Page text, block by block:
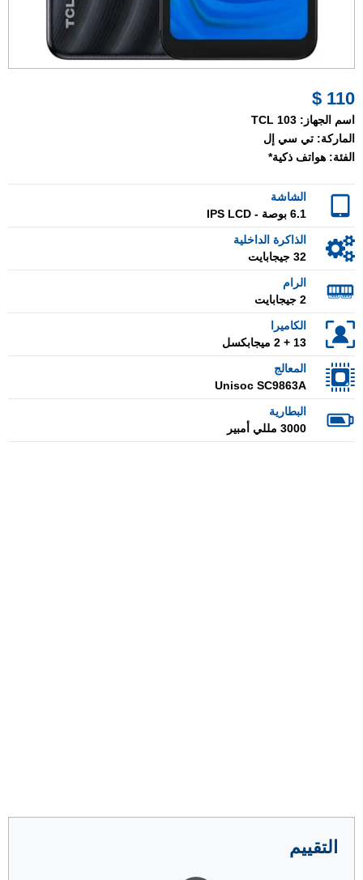
110 $
اسم الجهاز: TCL 103
الماركة: تي سي إل
الفئة: هواتف ذكية*
الشاشة
6.1 بوصة - IPS LCD
الذاكرة الداخلية
32 جيجابايت
الرام
2 جيجابايت
الكاميرا
13 + 2 ميجابكسل
المعالج
Unisoc SC9863A
البطارية
3000 مللي أمبير
التقييم